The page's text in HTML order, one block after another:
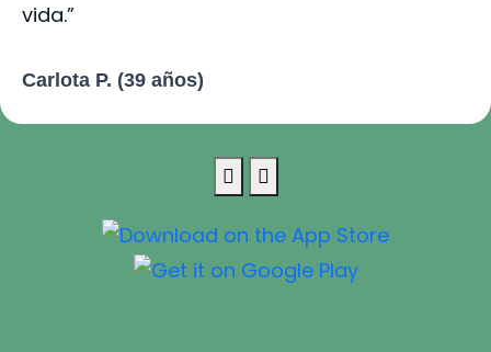
vida.”
Carlota P. (39 años)